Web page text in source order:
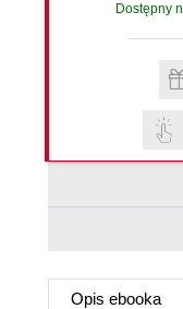
Dostępny
Opis ebooka